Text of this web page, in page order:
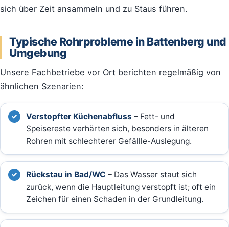
sich über Zeit ansammeln und zu Staus führen.
Typische Rohrprobleme in Battenberg und
Umgebung
Unsere Fachbetriebe vor Ort berichten regelmäßig von
ähnlichen Szenarien:
Verstopfter Küchenabfluss – Fett- und
Speisereste verhärten sich, besonders in älteren
Rohren mit schlechterer Gefällle-Auslegung.
Rückstau in Bad/WC – Das Wasser staut sich
zurück, wenn die Hauptleitung verstopft ist; oft ein
Zeichen für einen Schaden in der Grundleitung.